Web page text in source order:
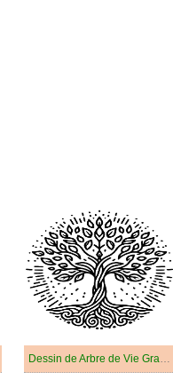
Dessin de Arbre de Vie Gratuit